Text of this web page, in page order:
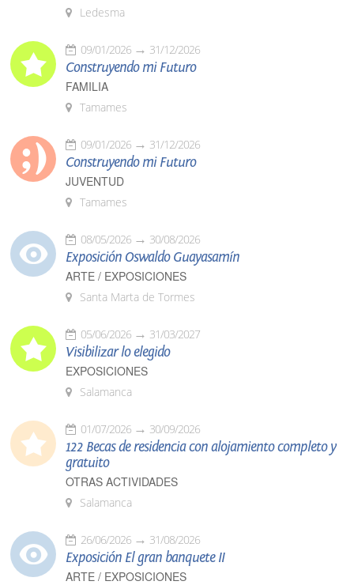
Ledesma
09/01/2026 31/12/2026
Construyendo mi Futuro
FAMILIA
Tamames
09/01/2026 31/12/2026
Construyendo mi Futuro
JUVENTUD
Tamames
08/05/2026 30/08/2026
Exposición Oswaldo Guayasamín
ARTE / EXPOSICIONES
Santa Marta de Tormes
05/06/2026 31/03/2027
Visibilizar lo elegido
EXPOSICIONES
Salamanca
01/07/2026 30/09/2026
122 Becas de residencia con alojamiento completo y
gratuito
OTRAS ACTIVIDADES
Salamanca
26/06/2026 31/08/2026
Exposición El gran banquete II
ARTE / EXPOSICIONES